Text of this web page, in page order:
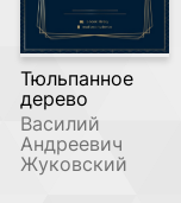
Тюльпанное
дерево
Василий
Андреевич
Жуковский